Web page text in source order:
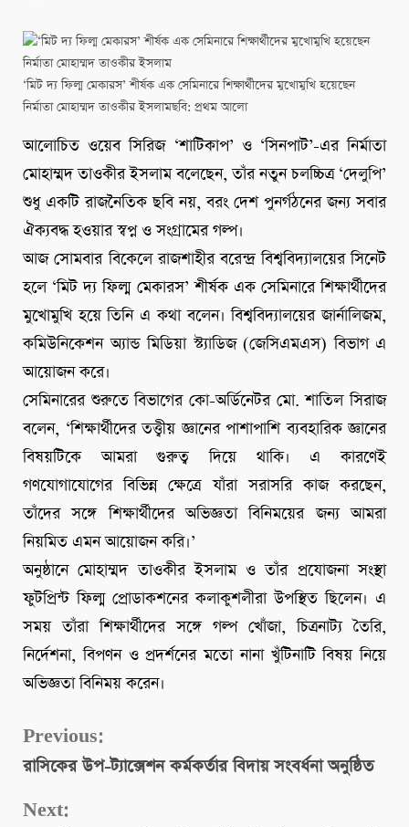
‘মিট দ্য ফিল্ম মেকারস’ শীর্ষক এক সেমিনারে শিক্ষার্থীদের মুখোমুখি হয়েছেন
নির্মাতা মোহাম্মদ তাওকীর ইসলামছবি: প্রথম আলো
আলোচিত ওয়েব সিরিজ ‘শাটিকাপ’ ও ‘সিনপাট’-এর নির্মাতা
মোহাম্মদ তাওকীর ইসলাম বলেছেন, তাঁর নতুন চলচ্চিত্র ‘দেলুপি’
শুধু একটি রাজনৈতিক ছবি নয়, বরং দেশ পুনর্গঠনের জন্য সবার
ঐক্যবদ্ধ হওয়ার স্বপ্ন ও সংগ্রামের গল্প।
আজ সোমবার বিকেলে রাজশাহীর বরেন্দ্র বিশ্ববিদ্যালয়ের সিনেট
হলে ‘মিট দ্য ফিল্ম মেকারস’ শীর্ষক এক সেমিনারে শিক্ষার্থীদের
মুখোমুখি হয়ে তিনি এ কথা বলেন। বিশ্ববিদ্যালয়ের জার্নালিজম,
কমিউনিকেশন অ্যান্ড মিডিয়া স্ট্যাডিজ (জেসিএমএস) বিভাগ এ
আয়োজন করে।
সেমিনারের শুরুতে বিভাগের কো-অর্ডিনেটর মো. শাতিল সিরাজ
বলেন, ‘শিক্ষার্থীদের তত্ত্বীয় জ্ঞানের পাশাপাশি ব্যবহারিক জ্ঞানের
বিষয়টিকে আমরা গুরুত্ব দিয়ে থাকি। এ কারণেই
গণযোগাযোগের বিভিন্ন ক্ষেত্রে যাঁরা সরাসরি কাজ করছেন,
তাঁদের সঙ্গে শিক্ষার্থীদের অভিজ্ঞতা বিনিময়ের জন্য আমরা
নিয়মিত এমন আয়োজন করি।’
অনুষ্ঠানে মোহাম্মদ তাওকীর ইসলাম ও তাঁর প্রযোজনা সংস্থা
ফুটপ্রিন্ট ফিল্ম প্রোডাকশনের কলাকুশলীরা উপস্থিত ছিলেন। এ
সময় তাঁরা শিক্ষার্থীদের সঙ্গে গল্প খোঁজা, চিত্রনাট্য তৈরি,
নির্দেশনা, বিপণন ও প্রদর্শনের মতো নানা খুঁটিনাটি বিষয় নিয়ে
অভিজ্ঞতা বিনিময় করেন।
Continue
Reading
Previous:
রাসিকের উপ-ট্যাক্সেশন কর্মকর্তার বিদায় সংবর্ধনা অনুষ্ঠিত
Next: